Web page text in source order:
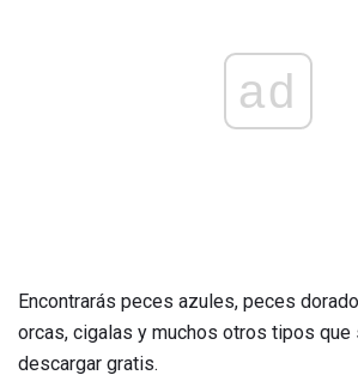
ad
Encontrarás peces azules, peces
orcas, cigalas y muchos otros tipos que
descargar gratis.